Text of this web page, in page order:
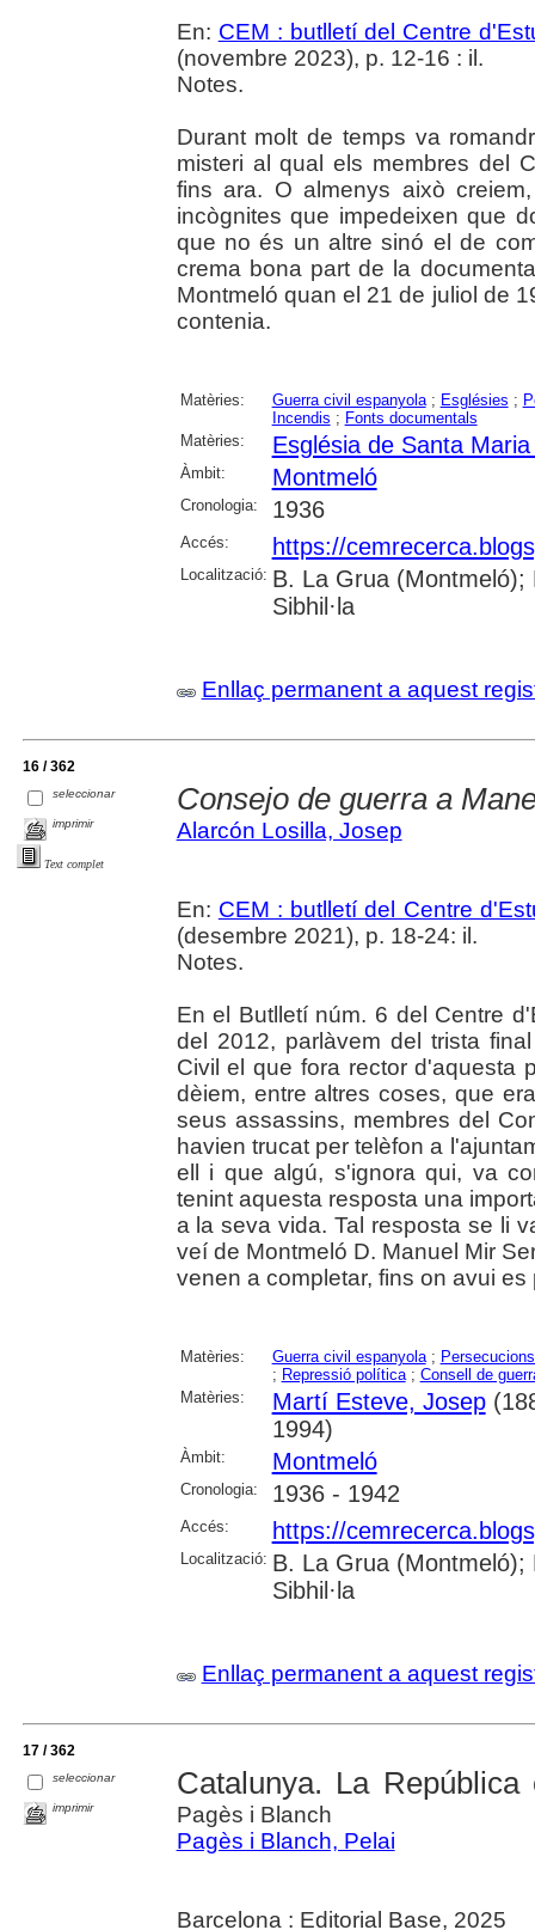
En: CEM : butlletí del Centre
(novembre 2023), p. 12-16 : il.
Notes.
Durant molt de temps va
misteri al qual els membres del
fins ara. O almenys això
incògnites que impedeixen que
que no és un altre sinó el de
crema bona part de la
Montmeló quan el 21 de juliol de
contenia.
Matèries: Guerra civil espanyola; Esglésies ;
Incendis ; Fonts documentals
Matèries:
Església de Santa
Àmbit: Montmeló
Cronologia: 1936
Accés: https://
Localització: B. La Grua (Montmeló);
Sibhil·la
Enllaç permanent a aquest
16 / 362
seleccionar
imprimir
Text complet
Consejo de guerra a
Alarcón Losilla, Josep
En: CEM : butlletí del Centre
(desembre 2021), p. 18-24: il.
Notes.
En el Butlletí núm. 6 del Centre
del 2012, parlàvem del trista
Civil el que fora rector d'aquesta
dèiem, entre altres coses, que
seus assassins, membres del
havien trucat per telèfon a
ell i que algú, s'ignora qui, va
tenint aquesta resposta una
a la seva vida. Tal resposta se li
veí de Montmeló D. Manuel Mir
venen a completar, fins on avui es
Matèries: Guerra civil espanyola;
; Repressió política; Consell de
Matèries:
Martí Esteve, Josep
1994)
Àmbit: Montmeló
Cronologia: 1936 - 1942
Accés: https://
Localització: B. La Grua (Montmeló);
Sibhil·la
Enllaç permanent a aquest
17 / 362
seleccionar
imprimir
Catalunya. La
Pagès i Blanch
Pagès i Blanch, Pelai
Barcelona : Editorial Base, 2025